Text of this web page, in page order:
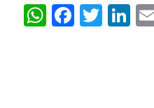
WhatsApp